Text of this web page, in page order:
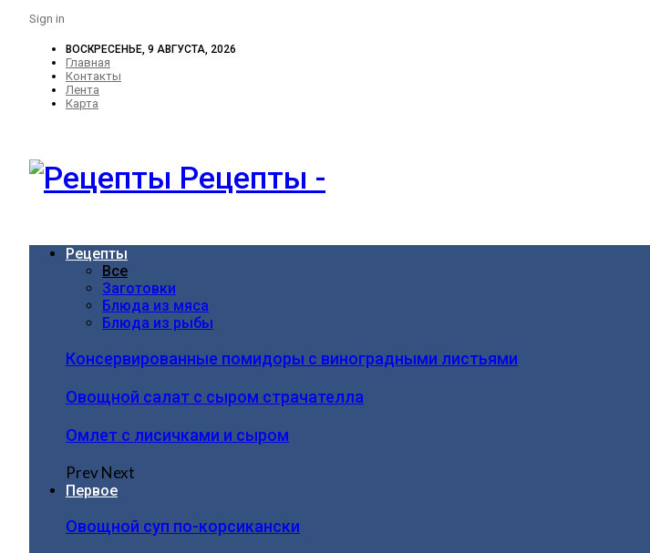
Sign in
ВОСКРЕСЕНЬЕ, 9 АВГУСТА, 2026
Главная
Контакты
Лента
Карта
Рецепты -
Рецепты
Все
Заготовки
Блюда из мяса
Блюда из рыбы
Консервированные помидоры с виноградными листьями
Овощной салат с сыром страчателла
Омлет с лисичками и сыром
PrevNext
Первое
Овощной суп по-корсикански